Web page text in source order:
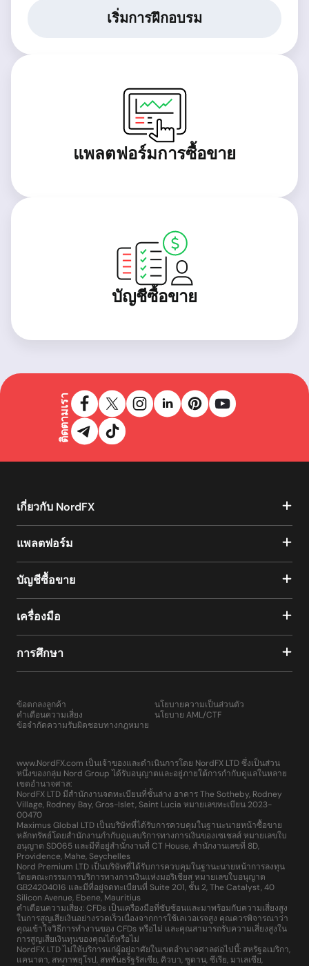
เริ่มการฝึกอบรม
แพลตฟอร์มการซื้อขาย
บัญชีซื้อขาย
ติดตามเรา
เกี่ยวกับ NordFX
แพลตฟอร์ม
บัญชีซื้อขาย
เครื่องมือ
การศึกษา
ข้อตกลงลูกค้า
คำเตือนความเสี่ยง
ข้อจำกัดความรับผิดชอบทางกฎหมาย
นโยบายความเป็นส่วนตัว
นโยบาย AML/CTF
www.NordFX.com เป็นเจ้าของและดำเนินการโดย NordFX LTD ซึ่งเป็นส่วน
หนึ่งของกลุ่ม Nord Group ได้รับอนุญาตและอยู่ภายใต้การกำกับดูแลในหลาย
เขตอำนาจศาล:
NordFX LTD มีสำนักงานจดทะเบียนที่ชั้นล่าง อาคาร The Sotheby, Rodney
Village, Rodney Bay, Gros-Islet, Saint Lucia หมายเลขทะเบียน 2023-
00470
Maximus Global LTD เป็นบริษัทที่ได้รับการควบคุมในฐานะนายหน้าซื้อขาย
หลักทรัพย์โดยสำนักงานกำกับดูแลบริการทางการเงินของเซเชลส์ หมายเลขใบ
อนุญาต SD065 และมีที่อยู่สำนักงานที่ CT House, สำนักงานเลขที่ 8D,
Providence, Mahe, Seychelles
Nord Premium LTD เป็นบริษัทที่ได้รับการควบคุมในฐานะนายหน้าการลงทุน
โดยคณะกรรมการบริการทางการเงินแห่งมอริเชียส หมายเลขใบอนุญาต
GB24204016 และมีที่อยู่จดทะเบียนที่ Suite 201, ชั้น 2, The Catalyst, 40
Silicon Avenue, Ebene, Mauritius
คำเตือนความเสี่ยง: CFDs เป็นเครื่องมือที่ซับซ้อนและมาพร้อมกับความเสี่ยงสูง
ในการสูญเสียเงินอย่างรวดเร็วเนื่องจากการใช้เลเวอเรจสูง คุณควรพิจารณาว่า
คุณเข้าใจวิธีการทำงานของ CFDs หรือไม่ และคุณสามารถรับความเสี่ยงสูงใน
การสูญเสียเงินทุนของคุณได้หรือไม่
NordFX LTD ไม่ให้บริการแก่ผู้อยู่อาศัยในเขตอำนาจศาลต่อไปนี้: สหรัฐอเมริกา,
แคนาดา, สหภาพยุโรป, สหพันธรัฐรัสเซีย, คิวบา, ซูดาน, ซีเรีย, มาเลเซีย,